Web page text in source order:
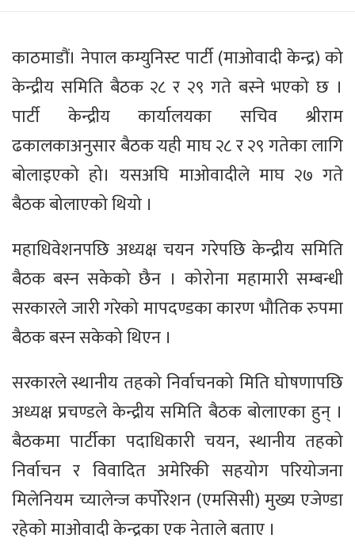
काठमाडौं। नेपाल कम्युनिस्ट पार्टी (माओवादी केन्द्र) को
केन्द्रीय समिति बैठक २८ र २९ गते बस्ने भएको छ ।
पार्टी केन्द्रीय कार्यालयका सचिव श्रीराम
ढकालकाअनुसार बैठक यही माघ २८ र २९ गतेका लागि
बोलाइएको हो। यसअघि माओवादीले माघ २७ गते
बैठक बोलाएको थियो ।
महाधिवेशनपछि अध्यक्ष चयन गरेपछि केन्द्रीय समिति
बैठक बस्न सकेको छैन । कोरोना महामारी सम्बन्धी
सरकारले जारी गरेको मापदण्डका कारण भौतिक रुपमा
बैठक बस्न सकेको थिएन ।
सरकारले स्थानीय तहको निर्वाचनको मिति घोषणापछि
अध्यक्ष प्रचण्डले केन्द्रीय समिति बैठक बोलाएका हुन् ।
बैठकमा पार्टीका पदाधिकारी चयन, स्थानीय तहको
निर्वाचन र विवादित अमेरिकी सहयोग परियोजना
मिलेनियम च्यालेन्ज कर्पोरेशन (एमसिसी) मुख्य एजेण्डा
रहेको माओवादी केन्द्रका एक नेताले बताए ।